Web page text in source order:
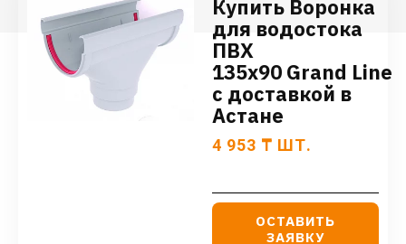
Купить Воронка
для водостока
ПВХ
135х90 Grand Line
с доставкой в
Астане
4 953 ₸ ШТ.
ОСТАВИТЬ
ЗАЯВКУ